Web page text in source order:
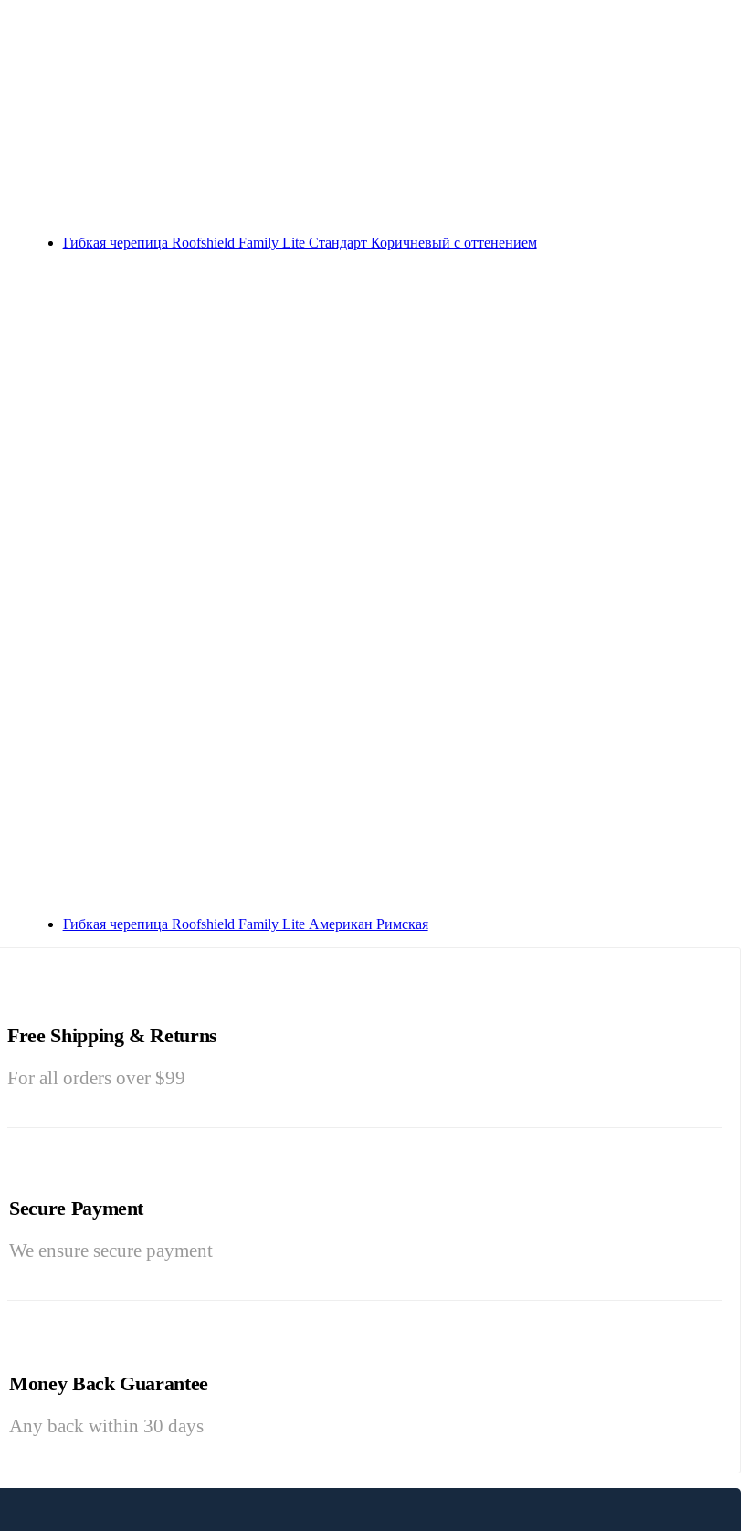
Гибкая черепица Roofshield Family Lite Стандарт Коричневый с оттенением
Гибкая черепица Roofshield Family Lite Американ Римская
Free Shipping & Returns
For all orders over $99
Secure Payment
We ensure secure payment
Money Back Guarantee
Any back within 30 days